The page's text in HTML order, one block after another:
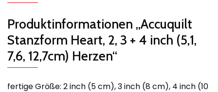
Produktinformationen „Accuquilt
Stanzform Heart, 2, 3 + 4 inch (5,1,
7,6, 12,7cm) Herzen“
fertige Größe: 2 inch (5 cm), 3 inch (8 cm), 4 inch (10